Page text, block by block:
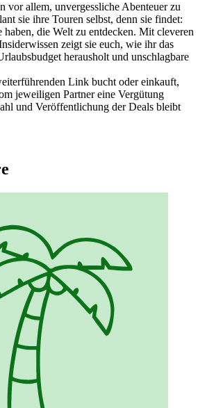
vor allem, unvergessliche Abenteuer zu
sie ihre Touren selbst, denn sie findet:
haben, die Welt zu entdecken. Mit cleveren
zeigt sie euch, wie ihr das
herausholt und unschlagbare
Link bucht oder einkauft,
jeweiligen Partner eine Vergütung
und Veröffentlichung der Deals bleibt